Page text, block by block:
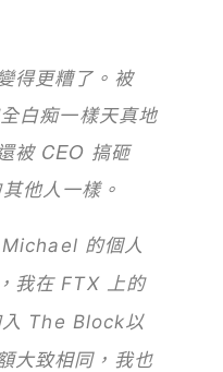
得更糟了。被
白痴一樣天真地
被 CEO 搞砸
他人一樣。
Michael 的個人
我在 FTX 上的
入 The Block以
大致相同， 我也